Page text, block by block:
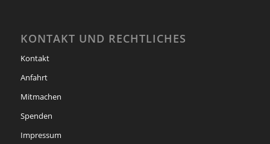
KONTAKT UND RECHTLICHES
Kontakt
Anfahrt
Mitmachen
Spenden
Impressum